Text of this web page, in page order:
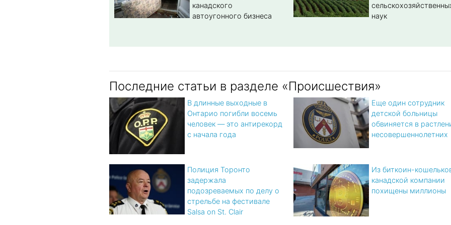
канадского
автоугонного бизнеса
наук
Последние статьи в разделе «Происшествия»
В длинные выходные в
Онтарио погибли восемь
человек — это антирекорд
с начала года
Еще один сотрудник
детской больницы
обвиняется в
несовершеннолетних
Полиция Торонто
задержала
подозреваемых по делу о
стрельбе на фестивале
Salsa on St. Clair
Из биткоин-
канадской компании
похищены миллионы